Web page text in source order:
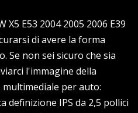
E53 2004 2005 2006 E39
di avere la forma
Se non sei sicuro che sia
l'immagine della
per auto:
definizione IPS da 2,5 pollici